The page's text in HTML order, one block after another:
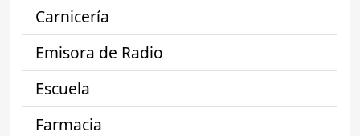
Carnicería
Emisora de Radio
Escuela
Farmacia